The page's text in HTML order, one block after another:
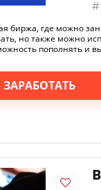
биржа, где можно
но также можно
пополнять и
ЗАРАБОТАТЬ